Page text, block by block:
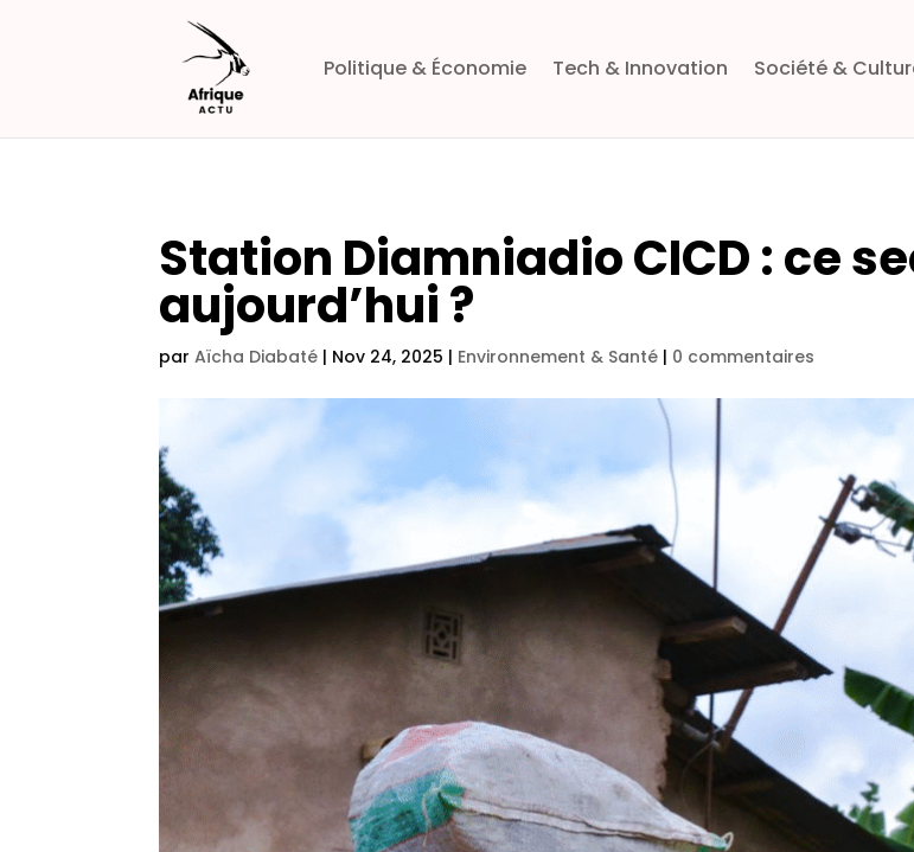
Politique & Économie Tech & Innovation Société &
Station Diamniadio CICD : ce
aujourd’hui ?
parAïcha Diabaté | Nov 24, 2025 | Environnement & Santé | 0 commentaires